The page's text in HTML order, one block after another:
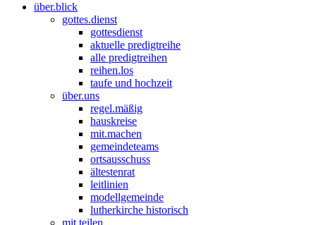
über.blick
gottes.dienst
gottesdienst
aktuelle predigtreihe
alle predigtreihen
reihen.los
taufe und hochzeit
über.uns
regel.mäßig
hauskreise
mit.machen
gemeindeteams
ortsausschuss
ältestenrat
leitlinien
modellgemeinde
lutherkirche historisch